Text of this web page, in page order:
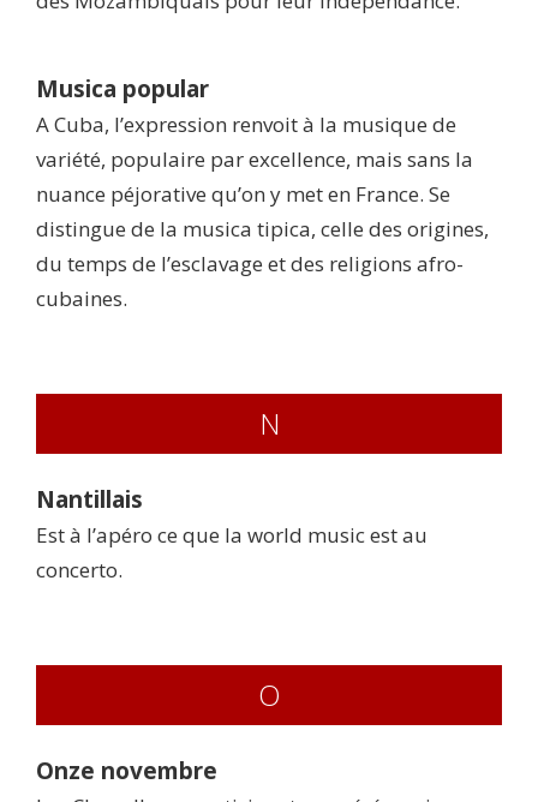
Musica popular
A Cuba, l’expression renvoit à la musique de
variété, populaire par excellence, mais sans la
nuance péjorative qu’on y met en France. Se
distingue de la musica tipica, celle des origines,
du temps de l’esclavage et des religions afro-
cubaines.
N
Nantillais
Est à l’apéro ce que la world music est au
concerto.
O
Onze novembre